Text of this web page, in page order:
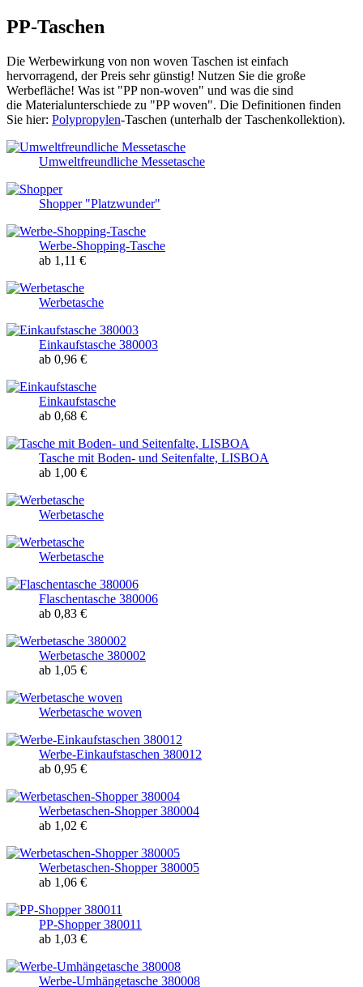
PP-Taschen
Die Werbewirkung von non woven Taschen ist einfach
hervorragend, der Preis sehr günstig! Nutzen Sie die große
Werbefläche! Was ist "PP non-woven" und was die sind
die Materialunterschiede zu "PP woven". Die Definitionen finden
Sie hier: Polypropylen-Taschen (unterhalb der Taschenkollektion).
Umweltfreundliche Messetasche
Shopper "Platzwunder"
Werbe-Shopping-Tasche
ab 1,11 €
Werbetasche
Einkaufstasche 380003
ab 0,96 €
Einkaufstasche
ab 0,68 €
Tasche mit Boden- und Seitenfalte, LISBOA
ab 1,00 €
Werbetasche
Werbetasche
Flaschentasche 380006
ab 0,83 €
Werbetasche 380002
ab 1,05 €
Werbetasche woven
Werbe-Einkaufstaschen 380012
ab 0,95 €
Werbetaschen-Shopper 380004
ab 1,02 €
Werbetaschen-Shopper 380005
ab 1,06 €
PP-Shopper 380011
ab 1,03 €
Werbe-Umhängetasche 380008